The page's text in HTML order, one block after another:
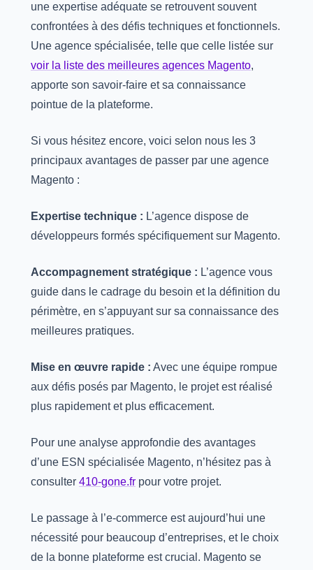
une expertise adéquate se retrouvent souvent
confrontées à des défis techniques et fonctionnels.
Une agence spécialisée, telle que celle listée sur
voir la liste des meilleures agences Magento,
apporte son savoir-faire et sa connaissance
pointue de la plateforme.
Si vous hésitez encore, voici selon nous les 3
principaux avantages de passer par une agence
Magento :
Expertise technique : L’agence dispose de
développeurs formés spécifiquement sur Magento.
Accompagnement stratégique : L’agence vous
guide dans le cadrage du besoin et la définition du
périmètre, en s’appuyant sur sa connaissance des
meilleures pratiques.
Mise en œuvre rapide : Avec une équipe rompue
aux défis posés par Magento, le projet est réalisé
plus rapidement et plus efficacement.
Pour une analyse approfondie des avantages
d’une ESN spécialisée Magento, n’hésitez pas à
consulter 410-gone.fr pour votre projet.
Le passage à l’e-commerce est aujourd’hui une
nécessité pour beaucoup d’entreprises, et le choix
de la bonne plateforme est crucial. Magento se